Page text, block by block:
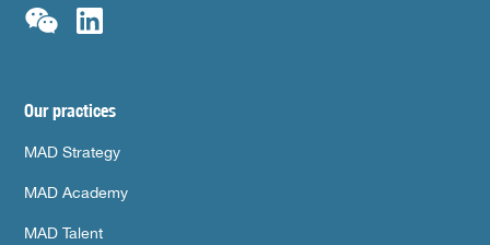
Our practices
MAD Strategy
MAD Academy
MAD Talent